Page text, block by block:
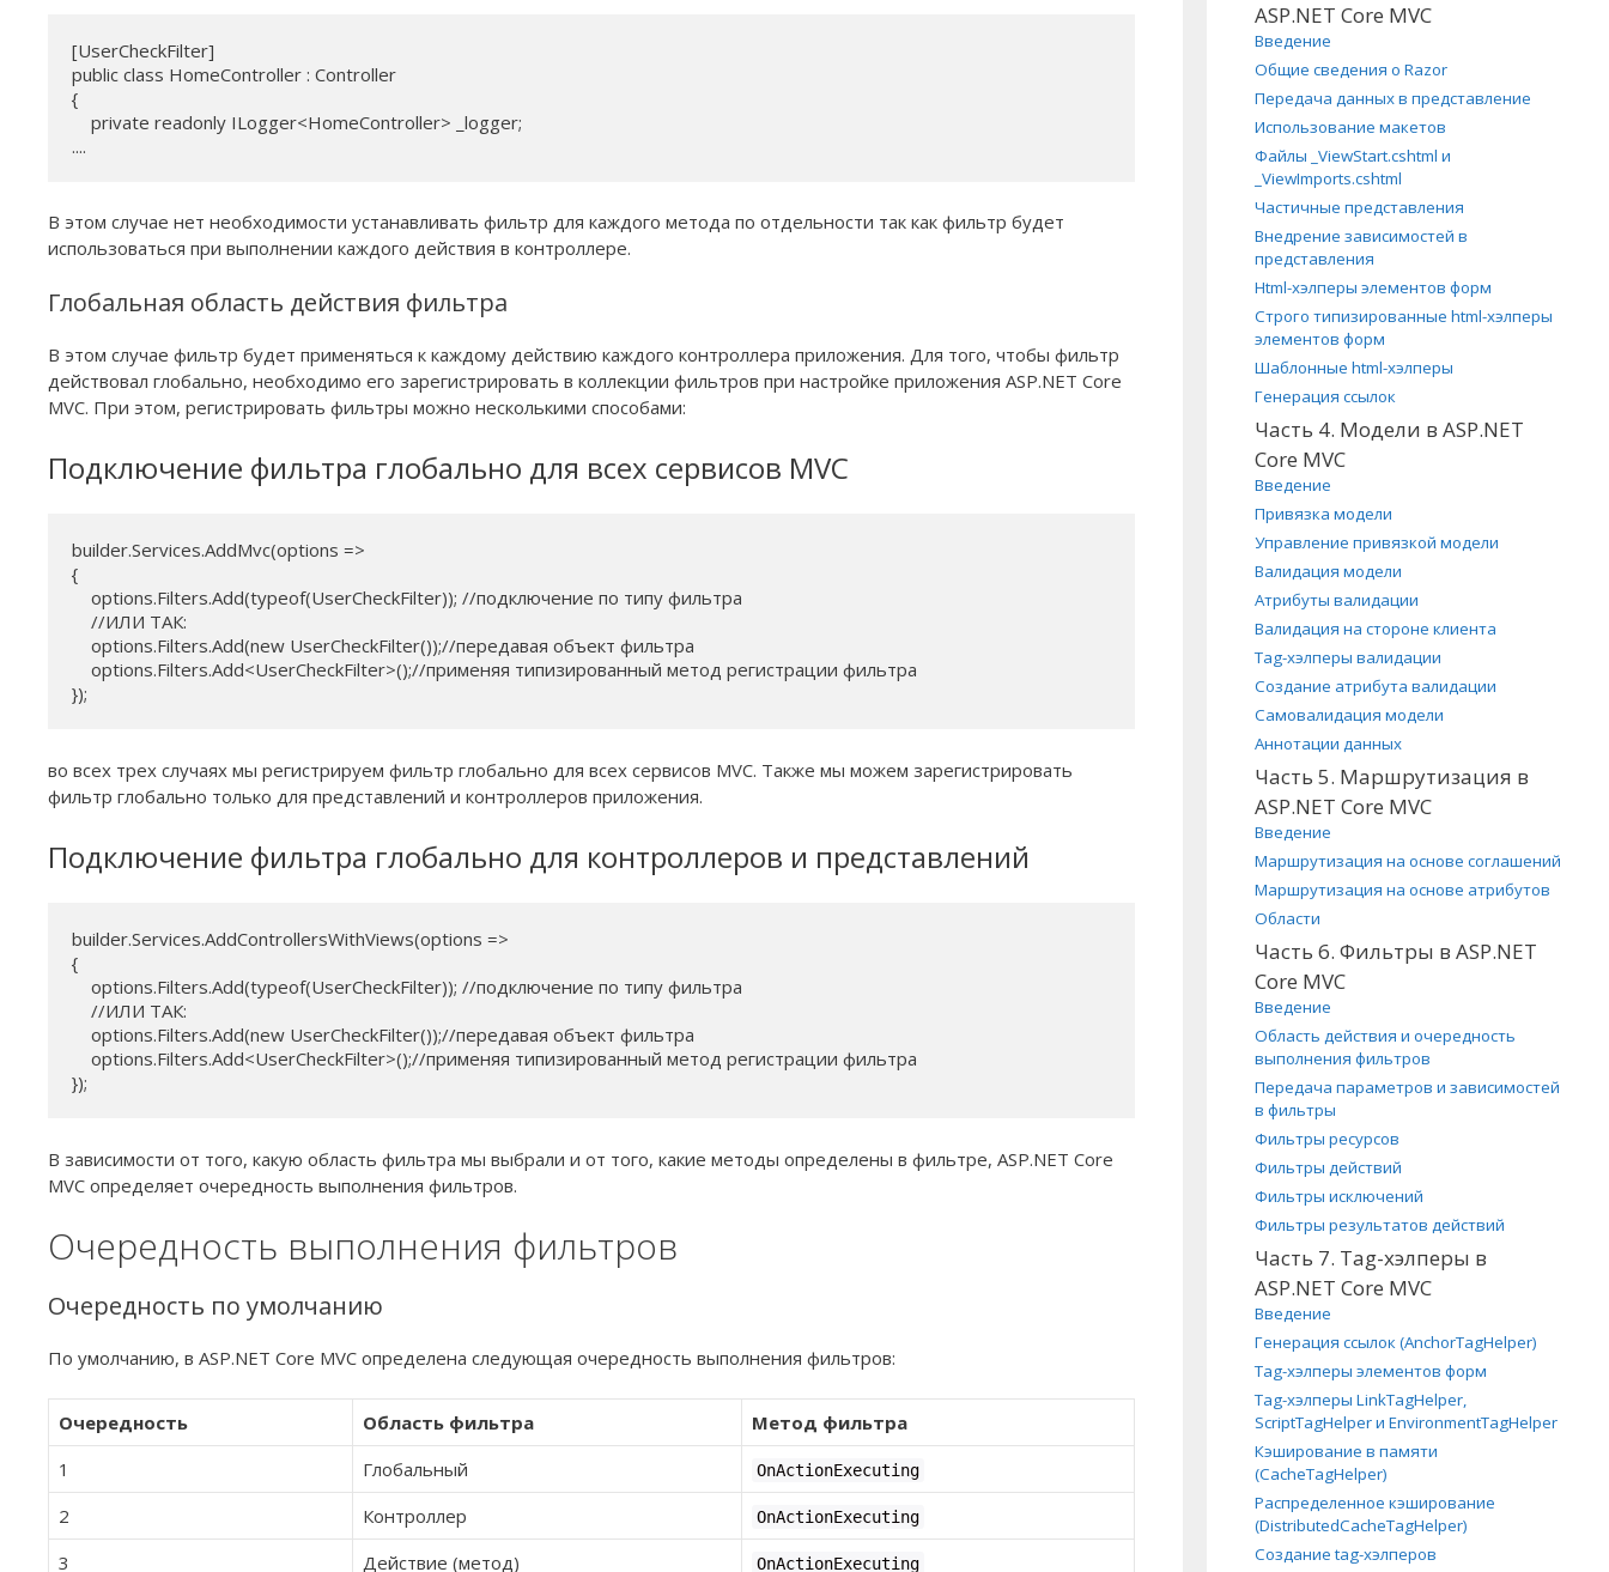
[UserCheckFilter]
public class HomeController : Controller
{
    private readonly ILogger<HomeController> _logger;
....
В этом случае нет необходимости устанавливать фильтр для каждого метода по отдельности так как фильтр будет
использоваться при выполнении каждого действия в контроллере.
Глобальная область действия фильтра
В этом случае фильтр будет применяться к каждому действию каждого контроллера приложения. Для того, чтобы фильтр
действовал глобально, необходимо его зарегистрировать в коллекции фильтров при настройке приложения ASP.NET Core
MVC. При этом, регистрировать фильтры можно несколькими способами:
Подключение фильтра глобально для всех сервисов MVC
builder.Services.AddMvc(options =>
{
    options.Filters.Add(typeof(UserCheckFilter)); //подключение по типу фильтра
    //ИЛИ ТАК:
    options.Filters.Add(new UserCheckFilter());//передавая объект фильтра
    options.Filters.Add<UserCheckFilter>();//применяя типизированный метод регистрации фильтра
});
во всех трех случаях мы регистрируем фильтр глобально для всех сервисов MVC. Также мы можем зарегистрировать
фильтр глобально только для представлений и контроллеров приложения.
Подключение фильтра глобально для контроллеров и представлений
builder.Services.AddControllersWithViews(options =>
{
    options.Filters.Add(typeof(UserCheckFilter)); //подключение по типу фильтра
    //ИЛИ ТАК:
    options.Filters.Add(new UserCheckFilter());//передавая объект фильтра
    options.Filters.Add<UserCheckFilter>();//применяя типизированный метод регистрации фильтра
В зависимости от того, какую область фильтра мы выбрали и от того, какие методы определены в фильтре, ASP.NET Core
MVC определяет очередность выполнения фильтров.
Очередность выполнения фильтров
Очередность по умолчанию
По умолчанию, в ASP.NET Core MVC определена следующая очередность выполнения фильтров:
Очередность Область фильтра
Метод фильтра
1
Глобальный OnActionExecuting
2 Контроллер OnActionExecuting
3 Действие (метод) OnActionExecuting
ASP.NET Core MVC
Введение
Общие сведения о Razor
Передача данных в представление
Использование макетов
Файлы _ViewStart.cshtml и
_ViewImports.cshtml
Частичные представления
Внедрение зависимостей в
представления
Html-хэлперы элементов форм
Строго типизированные html-хэлперы
элементов форм
Шаблонные html-хэлперы
Генерация ссылок
Часть 4. Модели в ASP.NET
Core MVC
Введение
Привязка модели
Управление привязкой модели
Валидация модели
Атрибуты валидации
Валидация на стороне клиента
Tag-хэлперы валидации
Создание атрибута валидации
Самовалидация модели
Аннотации данных
Часть 5. Маршрутизация в
ASP.NET Core MVC
Введение
Маршрутизация на основе соглашений
Маршрутизация на основе атрибутов
Области
Часть 6. Фильтры в ASP.NET
Core MVC
Введение
Область действия и очередность
выполнения фильтров
Передача параметров и зависимостей
в фильтры
Фильтры ресурсов
Фильтры действий
Фильтры исключений
Фильтры результатов действий
Часть 7. Tag-хэлперы в
ASP.NET Core MVC
Введение
Генерация ссылок (AnchorTagHelper)
Tag-хэлперы элементов форм
Tag-хэлперы LinkTagHelper,
ScriptTagHelper и EnvironmentTagHelper
Кэширование в памяти
(CacheTagHelper)
Распределенное кэширование
(DistributedCacheTagHelper)
Создание tag-хэлперов